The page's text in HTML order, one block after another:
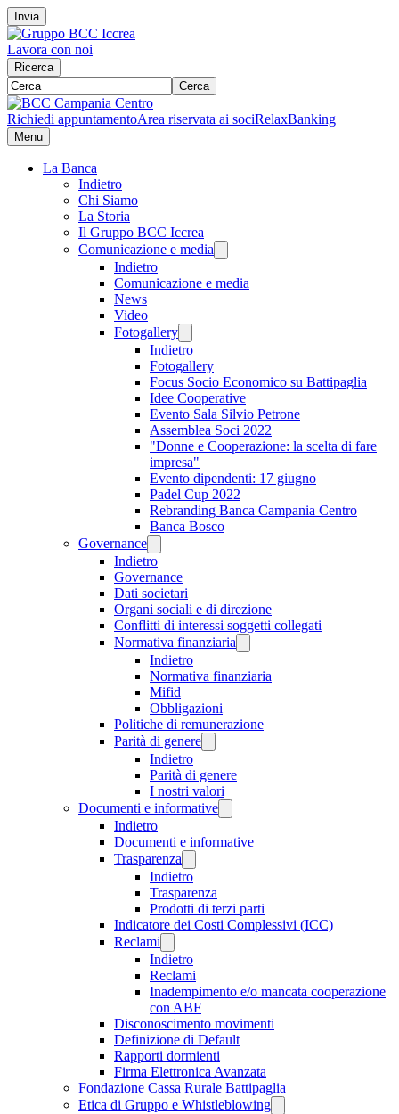
Invia
Lavora con noi
Ricerca
Cerca
Richiedi appuntamentoArea riservata ai sociRelaxBanking
Menu
La Banca
Indietro
Chi Siamo
La Storia
Il Gruppo BCC Iccrea
Comunicazione e media
Indietro
Comunicazione e media
News
Video
Fotogallery
Indietro
Fotogallery
Focus Socio Economico su Battipaglia
Idee Cooperative
Evento Sala Silvio Petrone
Assemblea Soci 2022
"Donne e Cooperazione: la scelta di fare
impresa"
Evento dipendenti: 17 giugno
Padel Cup 2022
Rebranding Banca Campania Centro
Banca Bosco
Governance
Indietro
Governance
Dati societari
Organi sociali e di direzione
Conflitti di interessi soggetti collegati
Normativa finanziaria
Indietro
Normativa finanziaria
Mifid
Obbligazioni
Politiche di remunerazione
Parità di genere
Indietro
Parità di genere
I nostri valori
Documenti e informative
Indietro
Documenti e informative
Trasparenza
Indietro
Trasparenza
Prodotti di terzi parti
Indicatore dei Costi Complessivi (ICC)
Reclami
Indietro
Reclami
Inadempimento e/o mancata cooperazione
con ABF
Disconoscimento movimenti
Definizione di Default
Rapporti dormienti
Firma Elettronica Avanzata
Fondazione Cassa Rurale Battipaglia
Etica di Gruppo e Whistleblowing